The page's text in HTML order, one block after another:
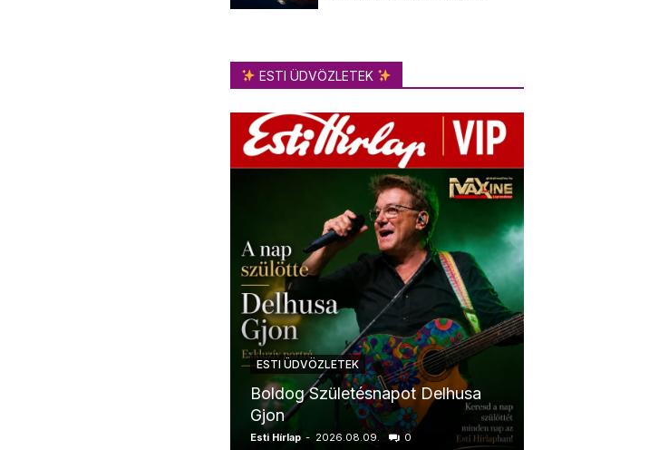
ESTI ÜDVÖZLETEK
ESTI ÜDVÖZLETEK
Boldog Születésnapot Delhusa
Gjon
Esti Hírlap - 2026.08.09. 0